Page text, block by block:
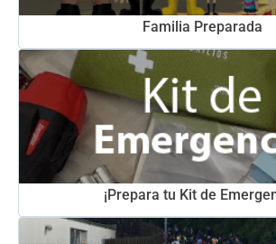
Familia Preparada
¡Prepara tu Kit de